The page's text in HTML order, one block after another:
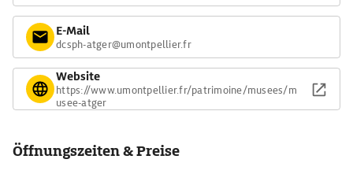
E-Mail
dcsph-atger@umontpellier.fr
Website
https://www.umontpellier.fr/patrimoine/musees/m
usee-atger
Öffnungszeiten & Preise